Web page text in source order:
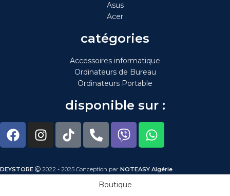
Asus
Acer
catégories
Accessoires informatique
Ordinateurs de Bureau
Ordinateurs Portable
disponible sur :
DEYSTORE 2022 - 2025 Conception par NOTEASY Algérie.
Boutique